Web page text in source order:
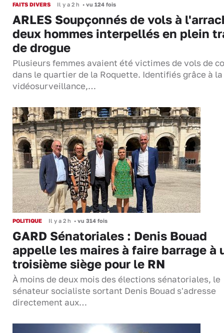
FAITS DIVERS Il y a 2 h • vu 124 fois
ARLES Soupçonnés de vols à
deux hommes interpellés en plein
de drogue
Plusieurs femmes avaient été victimes de vols de
dans le quartier de la Roquette. Identifiés grâce à la
vidéosurveillance,…
POLITIQUE Il y a 2 h • vu 314 fois
GARD Sénatoriales : Denis Bouad
appelle les maires à faire barrage à
troisième siège pour le RN
À moins de deux mois des élections sénatoriales, le
sénateur socialiste sortant Denis Bouad s'adresse
directement aux…